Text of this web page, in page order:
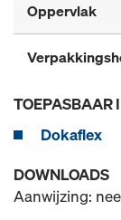
Oppervlak
TOEPASBAAR
Dokaflex
DOWNLOADS
Aanwijzing: